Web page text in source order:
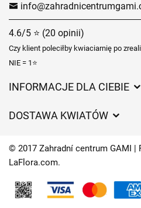
4.6/5 ⭐ (20 opinii)
Czy klient poleciłby kwiaciarnię po
NIE = 1⭐
INFORMACJE DLA CIEBIE
Czasy dostawy kwiatów –
DOSTAWA KWIATÓW
Gdzie dostarczamy kwiaty
Kontakt
© 2017 Zahradní centrum GAMI |
LaFlora.com.